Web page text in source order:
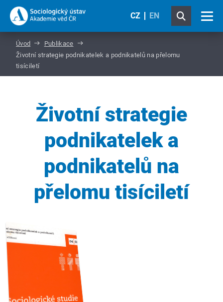
CZ EN
Úvod
Publikace
Životní strategie podnikatelek a podnikatelů na přelomu
tisíciletí
Životní strategie
podnikatelek a
podnikatelů na
přelomu tisíciletí